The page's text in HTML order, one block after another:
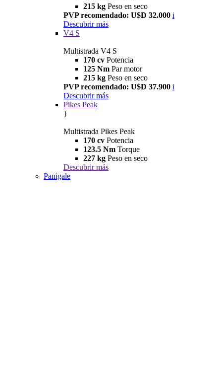
215 kg Peso en seco
PVP recomendado: U$D 32.000 i
Descubrir más
V4 S
Multistrada V4 S
170 cv Potencia
125 Nm Par motor
215 kg Peso en seco
PVP recomendado: U$D 37.900 i
Descubrir más
Pikes Peak
}
Multistrada Pikes Peak
170 cv Potencia
123.5 Nm Torque
227 kg Peso en seco
Descubrir más
Panigale